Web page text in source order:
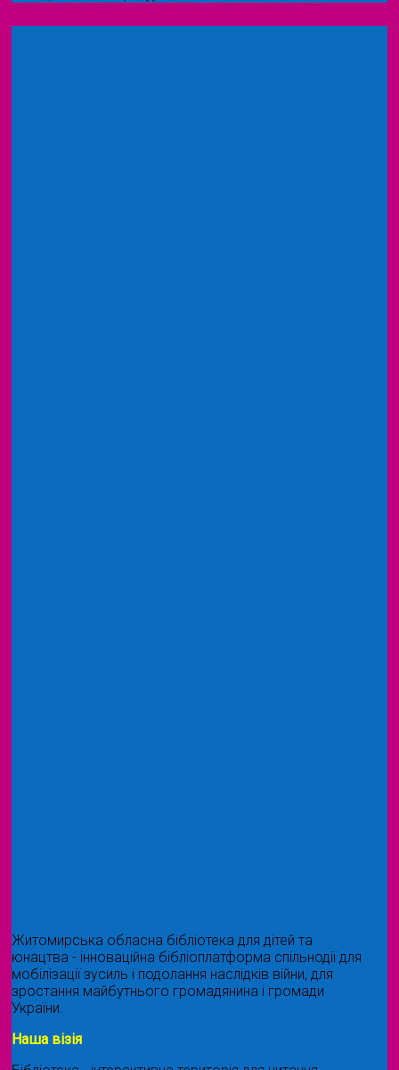
Житомирська обласна бібліотека для дітей та
юнацтва - інноваційна бібліоплатформа спільнодії для
мобілізації зусиль і подолання наслідків війни, для
зростання майбутнього громадянина і громади
України.
Наша візія